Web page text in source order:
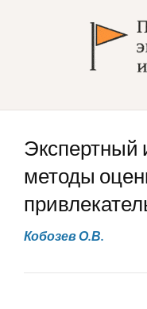
Экспертный
методы
Кобозев О.В.